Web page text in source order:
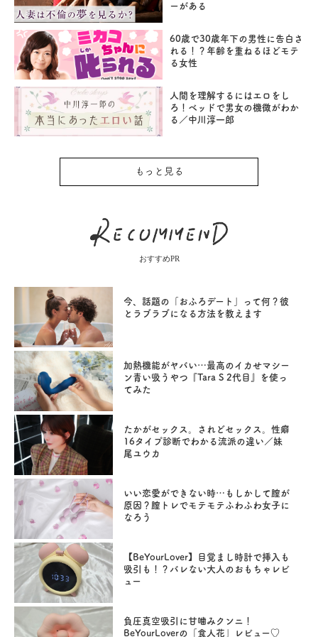
ーがある
60歳で30歳年下の男性に告白さ
れる！？年齢を重ねるほどモテ
る女性
人間を理解するにはエロをし
ろ！ベッドで男女の機微がわか
る／中川淳一郎
もっと見る
おすすめPR
今、話題の「おふろデート」って何？彼
とラブラブになる方法を教えます
加熱機能がヤバい…最高のイカせマシー
ン青い吸うやつ『Tara S 2代目』を使っ
てみた
たかがセックス。されどセックス。性癖
16タイプ診断でわかる流派の違い／妹
尾ユウカ
いい恋愛ができない時…もしかして膣が
原因？膣トレでモテモテふわふわ女子に
なろう
【BeYourLover】目覚まし時計で挿入も
吸引も！？バレない大人のおもちゃレビ
ュー
負圧真空吸引に甘噛みクンニ！
BeYourLoverの「食人花」レビュー♡